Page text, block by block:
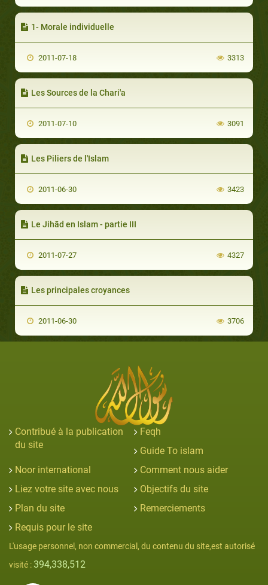
1- Morale individuelle
2011-07-18 3313
Les Sources de la Chari'a
2011-07-10 3091
Les Piliers de l'Islam
2011-06-30 3423
Le Jihād en Islam - partie III
2011-07-27 4327
Les principales croyances
2011-06-30 3706
Contribué à la publication
du site
Feqh
Guide To islam
Noor international
Comment nous aider
Liez votre site avec nous
Objectifs du site
Plan du site
Remerciements
Requis pour le site
L'usage personnel, non commercial, du contenu du site,est autorisé
visité : 394,338,512